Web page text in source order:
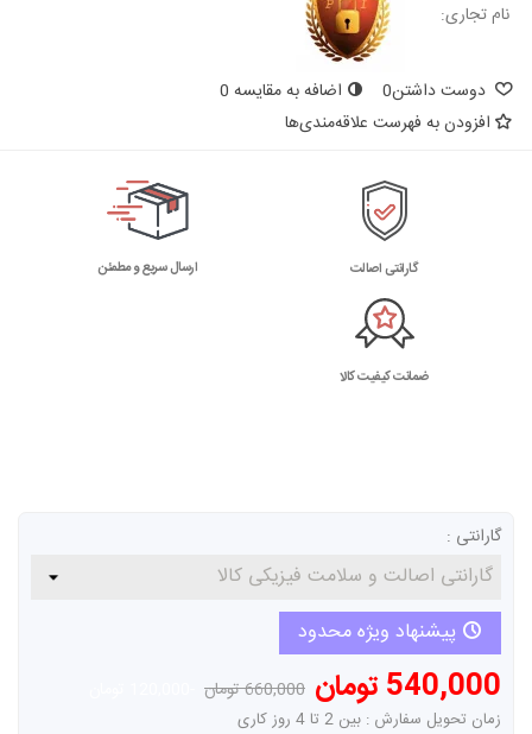
نام تجاری:
دوست داشتن0 اضافه به مقایسه 0
افزودن به فهرست علاقه‌مندی‌ها
گارانتی اصالت ارسال سریع و مطمئن
ضمانت کیفیت کالا
گارانتی :
پیشنهاد ویژه محدود
540,000 تومان 660,000 تومان
زمان تحویل سفارش : بین 2 تا 4 روز کاری